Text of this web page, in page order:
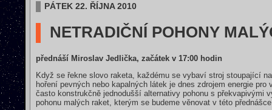
PÁTEK 22. ŘÍJNA 2010
NETRADIČNÍ POHONY
přednáší Miroslav Jedlička, začátek v 17:00 hodin
Když se řekne slovo raketa, každému se vybaví stroj stoupající
hoření pevných nebo kapalných látek je dnes zdrojem energie
často konstrukčně jednodušší alternativy pohonu s překvapivými
pohonu malých raket, kterým se budeme věnovat v této